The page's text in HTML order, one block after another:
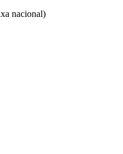
nacional)